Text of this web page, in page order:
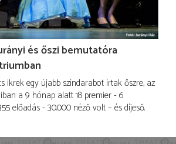
és őszi bemutatóra
ikrek egy újabb színdarabot írtak őszre, az
a 9 hónap alatt 18 premier - 6
előadás - 30.000 néző volt – és díjeső.